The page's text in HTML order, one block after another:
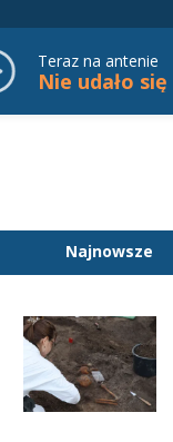
Teraz na antenie
Najnowsze